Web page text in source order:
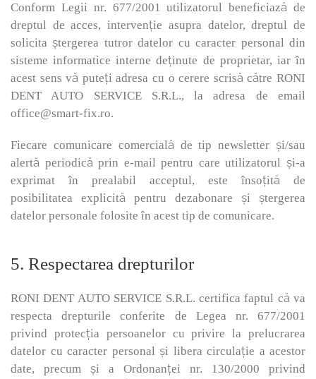
Conform Legii nr. 677/2001 utilizatorul beneficiază de
dreptul de acces, intervenție asupra datelor, dreptul de
solicita ștergerea tutror datelor cu caracter personal din
sisteme informatice interne deținute de proprietar, iar în
acest sens vă puteți adresa cu o cerere scrisă către RONI
DENT AUTO SERVICE S.R.L., la adresa de email
office@smart-fix.ro.
Fiecare comunicare comercială de tip newsletter și/sau
alertă periodică prin e-mail pentru care utilizatorul și-a
exprimat în prealabil acceptul, este însoțită de
posibilitatea explicită pentru dezabonare și ștergerea
datelor personale folosite în acest tip de comunicare.
5. Respectarea drepturilor
RONI DENT AUTO SERVICE S.R.L. certifica faptul că va
respecta drepturile conferite de Legea nr. 677/2001
privind protecția persoanelor cu privire la prelucrarea
datelor cu caracter personal și libera circulație a acestor
date, precum și a Ordonanței nr. 130/2000 privind